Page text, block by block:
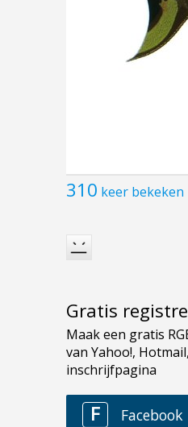
310 keer bekeken
Gratis